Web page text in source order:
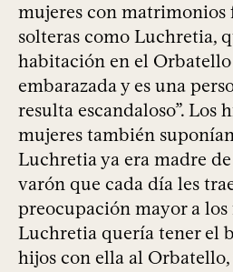
mujeres con
solteras como Luchretia,
habitación en el Orbatello
embarazada y es una
resulta escandaloso”. Los
mujeres también
Luchretia ya era madre
varón que cada día les
preocupación mayor a los
Luchretia quería tener el
hijos con ella al